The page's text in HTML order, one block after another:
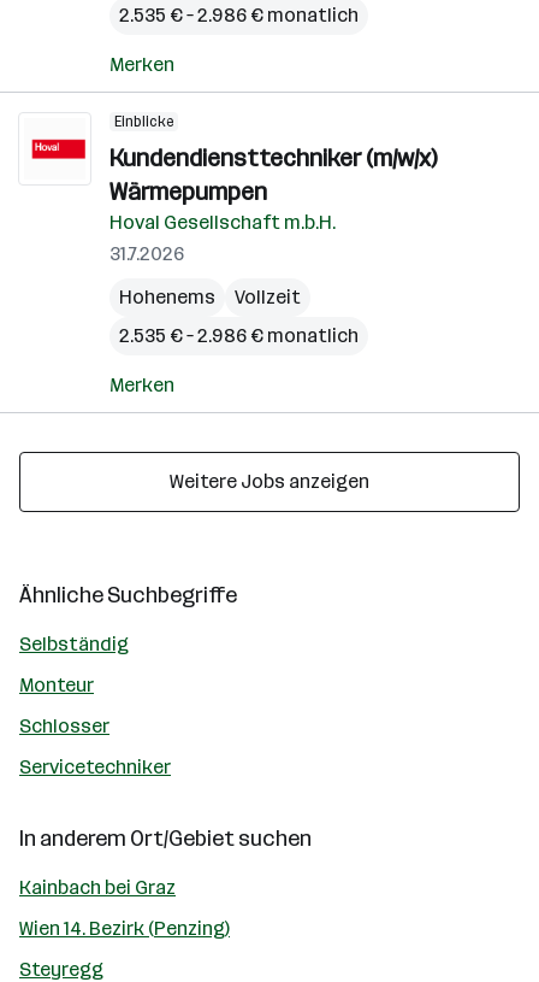
2.535 € – 2.986 € monatlich
Merken
Einblicke
Kundendiensttechniker (m/w/x)
Wärmepumpen
Hoval Gesellschaft m.b.H.
31.7.2026
Hohenems
Vollzeit
2.535 € – 2.986 € monatlich
Merken
Weitere Jobs anzeigen
Ähnliche Suchbegriffe
Selbständig
Monteur
Schlosser
Servicetechniker
In anderem Ort/Gebiet suchen
Kainbach bei Graz
Wien 14. Bezirk (Penzing)
Steyregg